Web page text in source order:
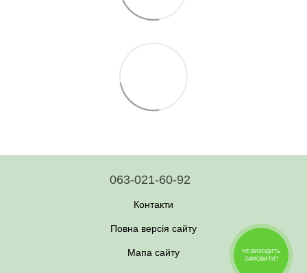
063-021-60-92
Контакти
Повна версія сайту
Мапа сайту НЕ ВИХОДИТЬ
ЗАМОВИТИ?